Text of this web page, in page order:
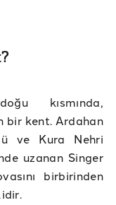
kısmında,
bir kent. Ardahan
ve Kura Nehri
uzanan Singer
birbirinden